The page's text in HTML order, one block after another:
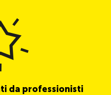
da professionisti